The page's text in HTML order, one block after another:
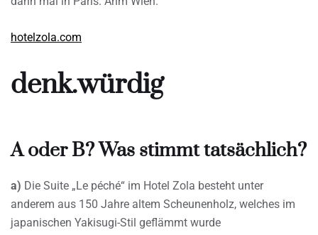
hotelzola.com
denk.würdig
A oder B? Was stimmt tatsächlich?
a) Die Suite „Le péché“ im Hotel Zola besteht unter
anderem aus 150 Jahre altem Scheunenholz, welches im
japanischen Yakisugi-Stil geflämmt wurde